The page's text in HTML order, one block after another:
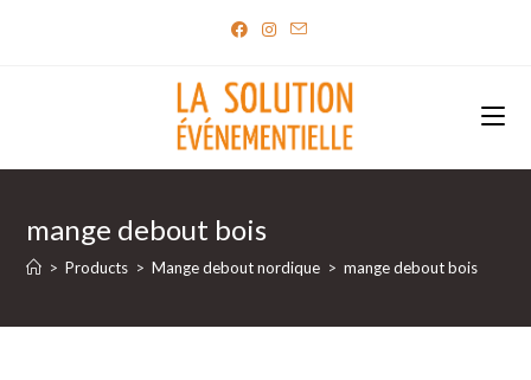
mange debout bois
> Products > Mange debout nordique > mange debout bois